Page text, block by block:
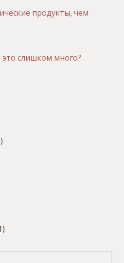
продукты, чем
слишком много?